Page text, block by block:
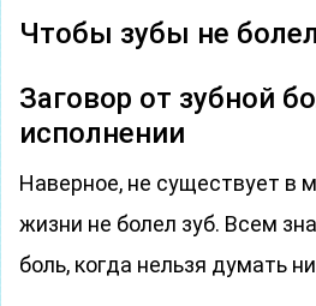
Чтобы зубы не
Заговор от зубной
исполнении
Наверное, не существует в
жизни не болел зуб. Всем
боль, когда нельзя думать